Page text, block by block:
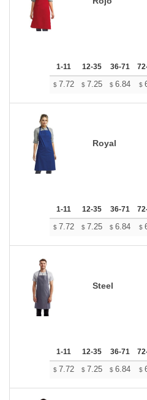
1-11 12-35 36-71
$ 7.72 $ 7.25 $ 6.84 $
Royal
1-11 12-35 36-71
$ 7.72 $ 7.25 $ 6.84 $
Steel
1-11 12-35 36-71
$ 7.72 $ 7.25 $ 6.84 $